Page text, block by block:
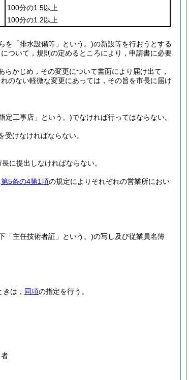
100分の1.5以上
100分の1.2以上
を「排水設備等」という。)の新設等を行おうとする
ついて，規則の定めるところにより，申請書に必要
かじめ，その変更について書面により届け出て，
のない軽微な変更にあっては，その旨を市長に届け
定工事店」という。)でなければ行ってはならない。
けなければならない。
に提出しなければならない。
第5条の4第1項の規定によりそれぞれの営業所におい
「主任技術者証」という。)の写し及び従業員名簿
は， 同項の指定を行う。